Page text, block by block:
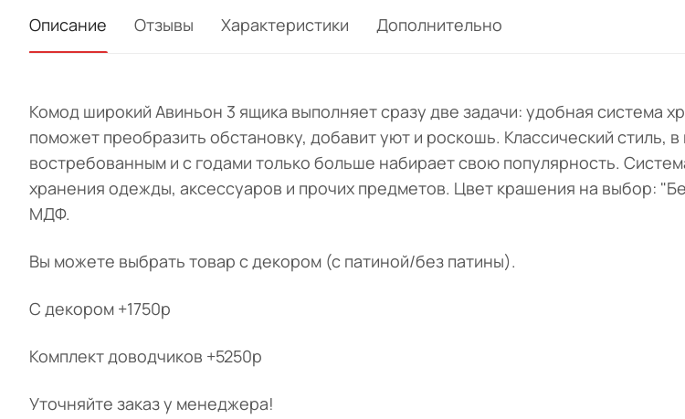
Описание Отзывы Характеристики Дополнительно
Комод широкий Авиньон 3 ящика выполняет сразу две задачи: удобная система
поможет преобразить обстановку, добавит уют и роскошь. Классический стиль,
востребованным и с годами только больше набирает свою популярность.
хранения одежды, аксессуаров и прочих предметов. Цвет крашения на выбор:
МДФ.
Вы можете выбрать товар с декором (с патиной/без патины).
С декором +1750р
Комплект доводчиков +5250р
Уточняйте заказ у менеджера!